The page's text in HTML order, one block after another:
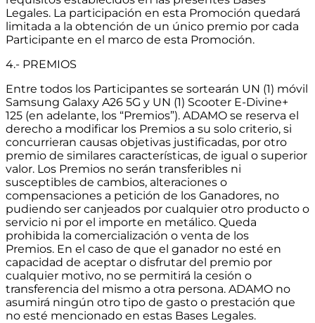
Legales. La participación en esta Promoción quedará
limitada a la obtención de un único premio por cada
Participante en el marco de esta Promoción.
4.- PREMIOS
Entre todos los Participantes se sortearán UN (1) móvil
Samsung Galaxy A26 5G y UN (1) Scooter E-Divine+
125 (en adelante, los “Premios”). ADAMO se reserva el
derecho a modificar los Premios a su solo criterio, si
concurrieran causas objetivas justificadas, por otro
premio de similares características, de igual o superior
valor. Los Premios no serán transferibles ni
susceptibles de cambios, alteraciones o
compensaciones a petición de los Ganadores, no
pudiendo ser canjeados por cualquier otro producto o
servicio ni por el importe en metálico. Queda
prohibida la comercialización o venta de los
Premios. En el caso de que el ganador no esté en
capacidad de aceptar o disfrutar del premio por
cualquier motivo, no se permitirá la cesión o
transferencia del mismo a otra persona. ADAMO no
asumirá ningún otro tipo de gasto o prestación que
no esté mencionado en estas Bases Legales.